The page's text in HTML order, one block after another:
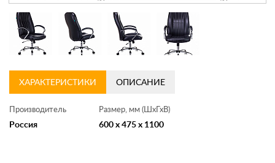
ХАРАКТЕРИСТИКИ ОПИСАНИЕ
Производитель
Россия
Размер, мм (ШхГхВ)
600 x 475 x 1100